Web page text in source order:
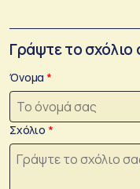
Γράψτε το σχόλιο
Όνομα
Σχόλιο